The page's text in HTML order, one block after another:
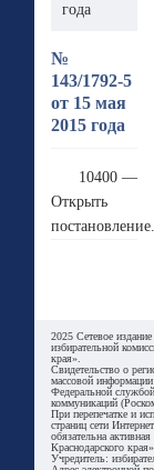
года
№
143/1792-5
от 15 мая
2015 года
10400 —
Открыть
2025 Сетевое
избирательной
края».
Свидетельство о
массовой
Федеральной
коммуникаций
При перепечатке и
страниц сети Интернет
обязательна
Краснодарского
Учредитель: